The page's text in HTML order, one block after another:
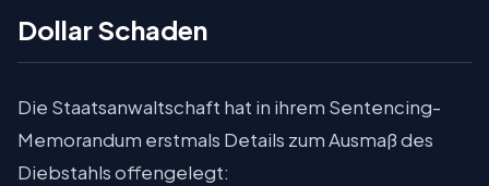
Dollar Schaden
Die Staatsanwaltschaft hat in ihrem Sentencing-
Memorandum erstmals Details zum Ausmaß des
Diebstahls offengelegt: